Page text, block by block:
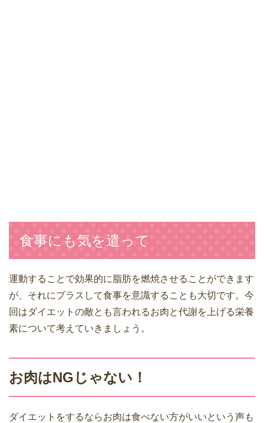
食事にも気を遣って
運動することで効果的に脂肪を燃焼させることができます
が、それにプラスして食事を意識することも大切です。今
回はダイエットの敵とも言われるお肉と代謝を上げる栄養
素について考えていきましょう。
お肉はNGじゃない！
ダイエットをするならお肉は食べない方がいいという声も